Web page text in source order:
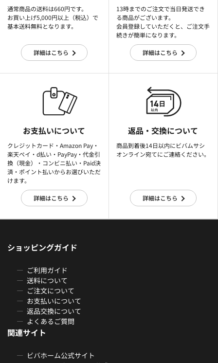
通常商品の送料は660円です。
お買い上げ5,000円以上（税込）で
基本送料無料となります。
詳細はこちら
13時までのご注文で当日発送でき
る商品がございます。
会員登録していただくと、ご注文手
続きが簡単になります。
詳細はこちら
お支払いについて
クレジットカード・Amazon Pay・
楽天ぺイ・d払い・PayPay・代金引
換（現金）・コンビニ払い・Paid決
済・ポイント払いからお選びいただ
けます。
詳細はこちら
返品・交換について
商品到着後14日以内にビバムサシ
オンライン宛てにご連絡ください。
詳細はこちら
ショッピングガイド
ご利用ガイド
送料について
ご注文について
お支払いについて
返品交換について
よくあるご質問
関連サイト
ビバホーム公式サイト